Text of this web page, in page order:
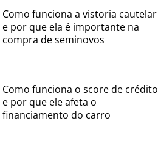
Como funciona a vistoria cautelar
e por que ela é importante na
compra de seminovos
Como funciona o score de crédito
e por que ele afeta o
financiamento do carro